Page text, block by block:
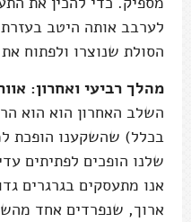
לערבב אותה היטב
הסולת שנוצרו ולפתוח
מהלך רביעי ואחרון:
השלב האחרון הוא הוא
בכלל) שהשקענו הופכת
שלנו הופכים לפתיתים
אנו מתעסקים בגרגרים
ארוך, שנפרדים אחד